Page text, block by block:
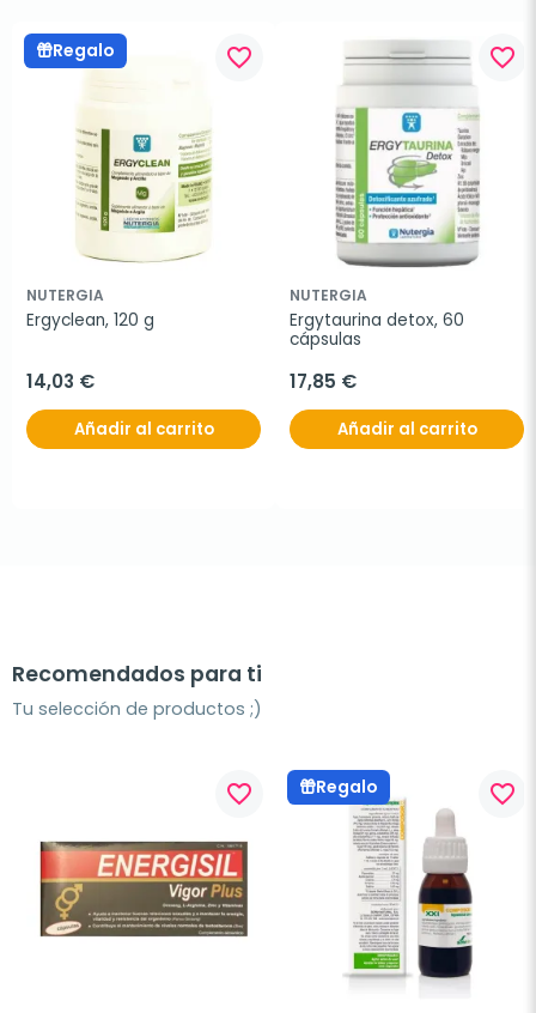
Regalo favorite_border
NUTERGIA
Ergyclean, 120 g
14,03 €
Añadir al carrito
favorite_border
NUTERGIA
Ergytaurina detox, 60
cápsulas
17,85 €
Añadir al carrito
Recomendados para ti
Tu selección de productos ;)
favorite_border Regalo favorite_border